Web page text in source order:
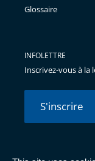
Glossaire
INFOLETTRE
Inscrivez-vous à la
S'inscrire